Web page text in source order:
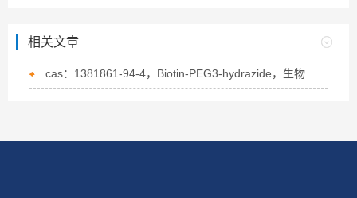
相关文章